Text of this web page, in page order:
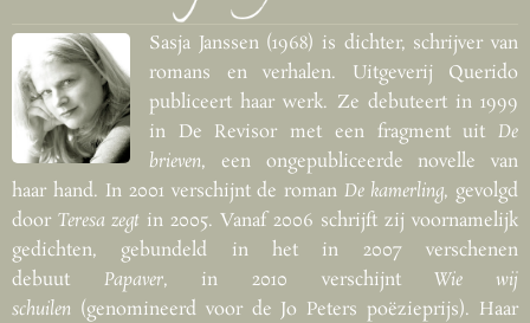
Sasja Janssen (1968) is dichter, schrijver van
romans en verhalen. Uitgeverij Querido
publiceert haar werk. Ze debuteert in 1999
in De Revisor met een fragment uit De
brieven, een ongepubliceerde novelle van
haar hand. In 2001 verschijnt de romanDe kamerling, gevolgd
door Teresa zegt in 2005. Vanaf 2006 schrijft zij voornamelijk
gedichten, gebundeld in het in 2007 verschenen
debuut Papaver, in 2010 verschijntWie wij
schuilen (genomineerd voor de Jo Peters poëzieprijs). Haar